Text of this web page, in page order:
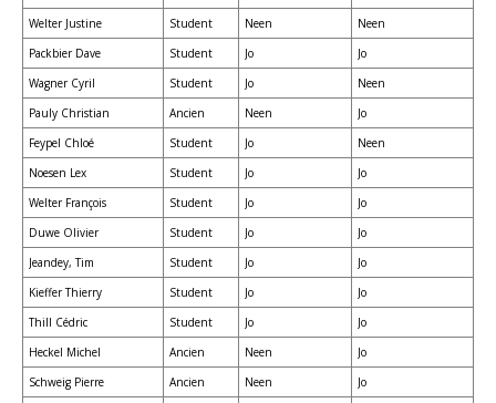
Welter Justine
Student Neen
Neen
Packbier Dave
Student Jo
Jo
Wagner Cyril
Student Jo
Neen
Pauly Christian
Ancien Neen
Jo
Feypel Chloé
Student Jo
Neen
Noesen Lex
Student Jo
Jo
Welter François
Student Jo
Jo
Duwe Olivier
Student Jo
Jo
Jeandey, Tim
Student Jo
Jo
Kieffer Thierry
Student Jo
Jo
Thill Cédric
Student Jo
Jo
Heckel Michel
Ancien Neen
Jo
Schweig Pierre
Ancien Neen
Jo